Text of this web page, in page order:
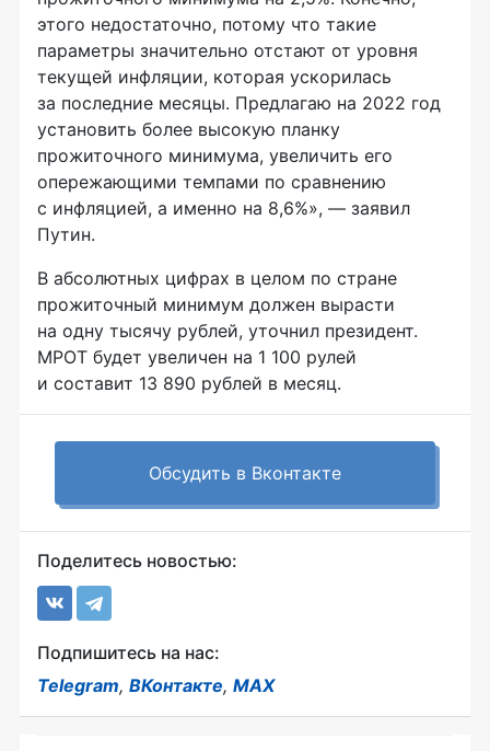
этого недостаточно, потому что такие
параметры значительно отстают от уровня
текущей инфляции, которая ускорилась
за последние месяцы. Предлагаю на 2022 год
установить более высокую планку
прожиточного минимума, увеличить его
опережающими темпами по сравнению
с инфляцией, а именно на 8,6%», — заявил
Путин.
В абсолютных цифрах в целом по стране
прожиточный минимум должен вырасти
на одну тысячу рублей, уточнил президент.
МРОТ будет увеличен на 1 100 рулей
и составит 13 890 рублей в месяц.
Обсудить в Вконтакте
Поделитесь новостью:
Подпишитесь на нас:
Telegram, ВКонтакте, MAX